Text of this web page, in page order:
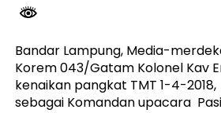
Bandar Lampung, Media-
Korem 043/Gatam Kolonel Kav
kenaikan pangkat TMT 1-4-
sebagai Komandan upacara